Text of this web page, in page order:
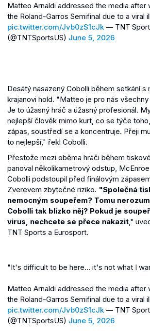
Matteo Arnaldi addressed the media after
the Roland-Garros Semifinal due to a viral
pic.twitter.com/Jvb0zS1cJk — TNT
(@TNTSportsUS) June 5, 2026
Desátý nasazený Cobolli během setkání s
krajanovi hold. "Matteo je pro nás
Je to úžasný hráč a úžasný profesionál.
nejlepší člověk mimo kurt, co se týče
zápas, soustředí se a koncentruje. Přeji
to nejlepší," řekl Cobolli.
Přestože mezi oběma hráči během
panoval několikametrový odstup,
Cobolli podstoupil před finálovým
Zverevem zbytečné riziko. "Společná
nemocným soupeřem? Tomu
Cobolli tak blízko něj? Pokud je
virus, nechcete se přece nakazit,"
TNT Sports a Eurosport.
"It's difficult to be here... it's not what I
Matteo Arnaldi addressed the media after
the Roland-Garros Semifinal due to a viral
pic.twitter.com/Jvb0zS1cJk — TNT
(@TNTSportsUS) June 5, 2026